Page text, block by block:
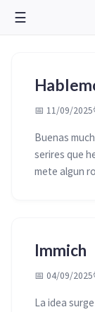
☰
📅 11/09/2025
Buenas
serires que
mete algun
Immich
📅 04/09/2025
La idea